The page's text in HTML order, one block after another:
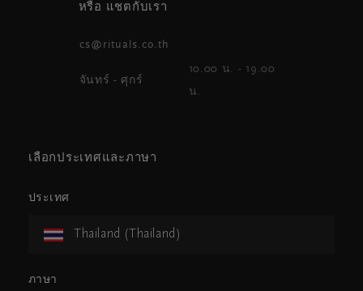
หรือ แชตกับเรา
cs@rituals.co.th
จันทร์ - ศุกร์
10.00 น. - 19.00
น.
เลือกประเทศและภาษา
ประเทศ
Thailand (Thailand)
ภาษา